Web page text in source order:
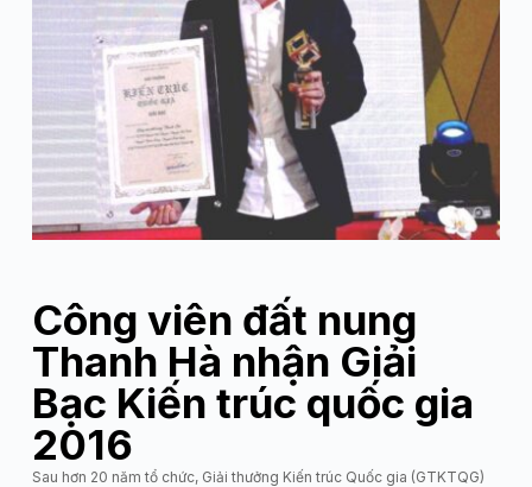
Công viên đất nung
Thanh Hà nhận Giải
Bạc Kiến trúc quốc gia
2016
Sau hơn 20 năm tổ chức, Giải thưởng Kiến trúc Quốc gia (GTKTQG)